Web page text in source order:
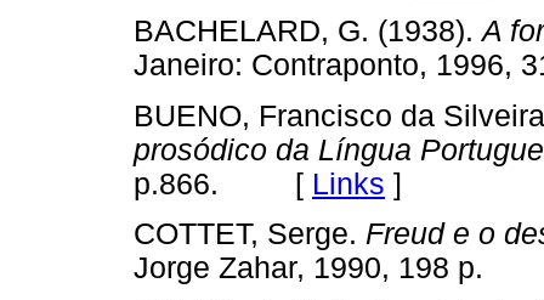
BACHELARD, G. (1938).A
Janeiro: Contraponto,
BUENO, Francisco da
prosódico da Língua
p.866. [ Links ]
COTTET, Serge. Freud e o
Jorge Zahar, 1990, 198